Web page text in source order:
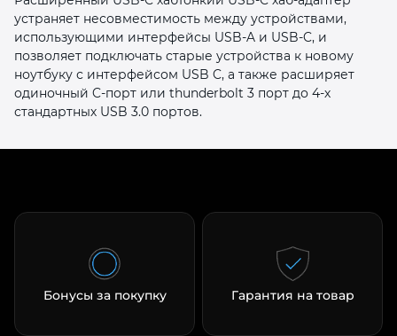
устраняет несовместимость между устройствами,
использующими интерфейсы USB-A и USB-C, и
позволяет подключать старые устройства к новому
ноутбуку с интерфейсом USB C, а также расширяет
одиночный C-порт или thunderbolt 3 порт до 4-х
стандартных USB 3.0 портов.
Бонусы за покупку Гарантия на товар